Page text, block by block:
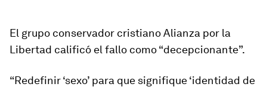
El grupo conservador cristiano Alianza por la
Libertad calificó el fallo como “decepcionante”.
“Redefinir ‘sexo’ para que signifique ‘identidad de